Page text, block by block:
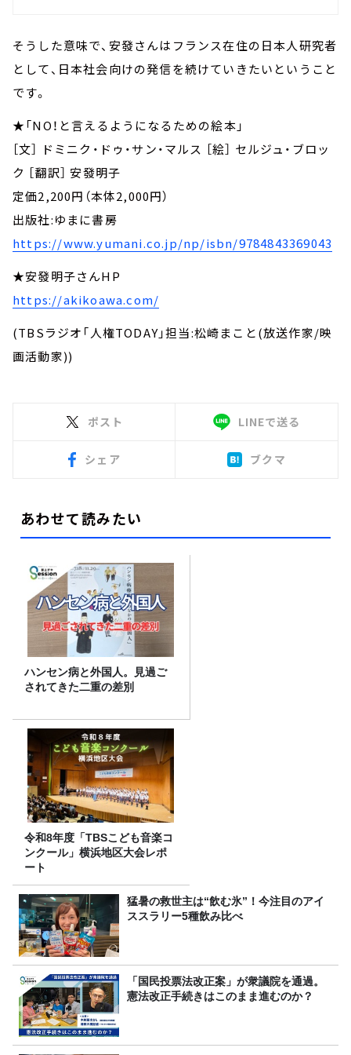
そうした意味で、安發さんはフランス在住の日本人研究者
として、日本社会向けの発信を続けていきたいということ
です。
★「NO！と言えるようになるための絵本」
［文］ ドミニク・ドゥ・サン・マルス ［絵］ セルジュ・ブロッ
ク ［翻訳］ 安發明子
定価2,200円（本体2,000円）
出版社:ゆまに書房
https://www.yumani.co.jp/np/isbn/9784843369043
★安發明子さんHP
https://akikoawa.com/
(TBSラジオ「人権TODAY」担当:松崎まこと(放送作家/映
画活動家))
ポスト LINEで送る
シェア ブクマ
あわせて読みたい
ハンセン病と外国人。見過ご
されてきた二重の差別
令和8年度「TBSこども音楽コ
ンクール」横浜地区大会レポ
ート
猛暑の救世主は“飲む氷”！今注目のアイ
ススラリー5種飲み比べ
「国民投票法改正案」が衆議院を通過。
憲法改正手続きはこのまま進むのか？